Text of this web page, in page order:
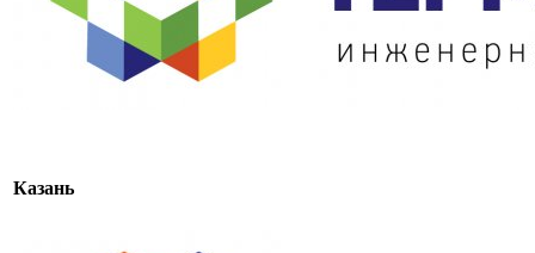
Казань